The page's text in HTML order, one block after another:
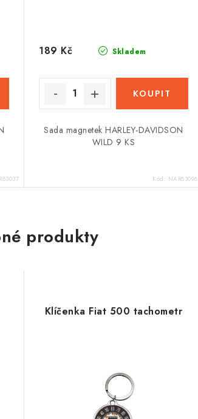
Skladem
189 Kč
Sada magnetek HARLEY-DAVIDSON
WILD 9 KS
Kód: NAR83096
produkty
Klíčenka Fiat 500 tachometr